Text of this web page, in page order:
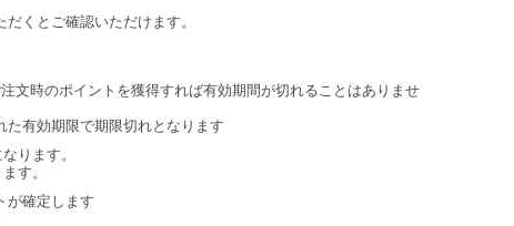
くとご確認いただけます。
文時のポイントを獲得すれば有効期間が切れることはありませ
有効期限で期限切れとなります
なります。
す。
が確定します